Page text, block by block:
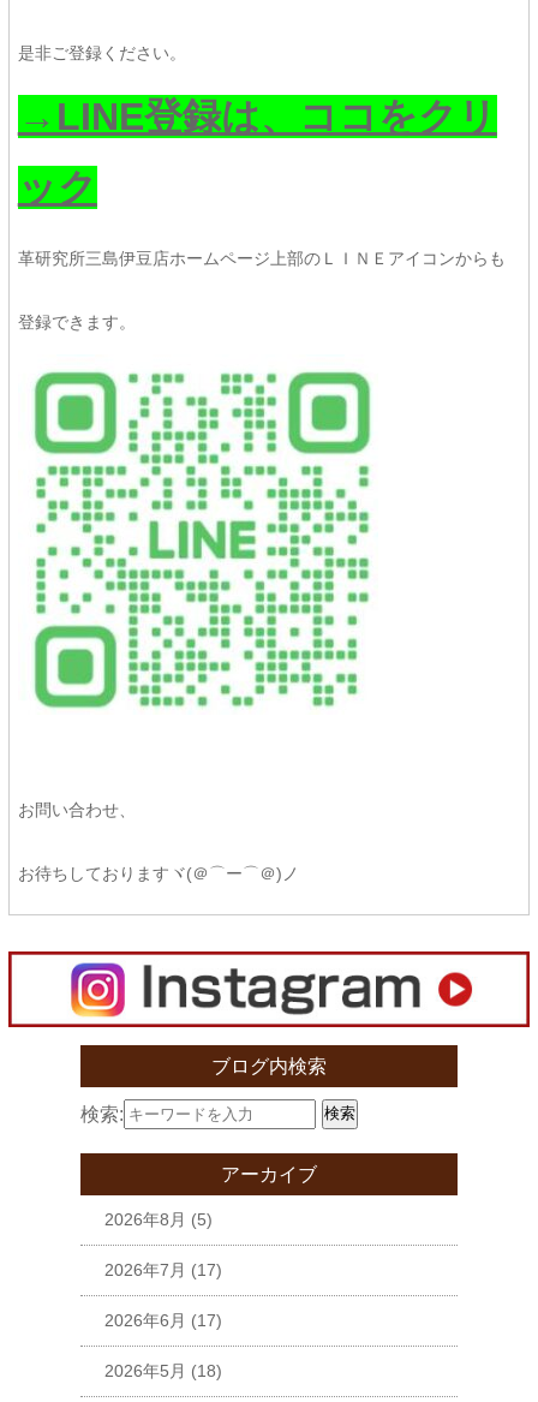
是非ご登録ください。
→LINE登録は、ココをクリ
ック
革研究所三島伊豆店ホームページ上部のＬＩＮＥアイコンからも
登録できます。
お問い合わせ、
お待ちしておりますヾ(＠⌒ー⌒＠)ノ
ブログ内検索
検索: 検索
アーカイブ
2026年8月 (5)
2026年7月 (17)
2026年6月 (17)
2026年5月 (18)